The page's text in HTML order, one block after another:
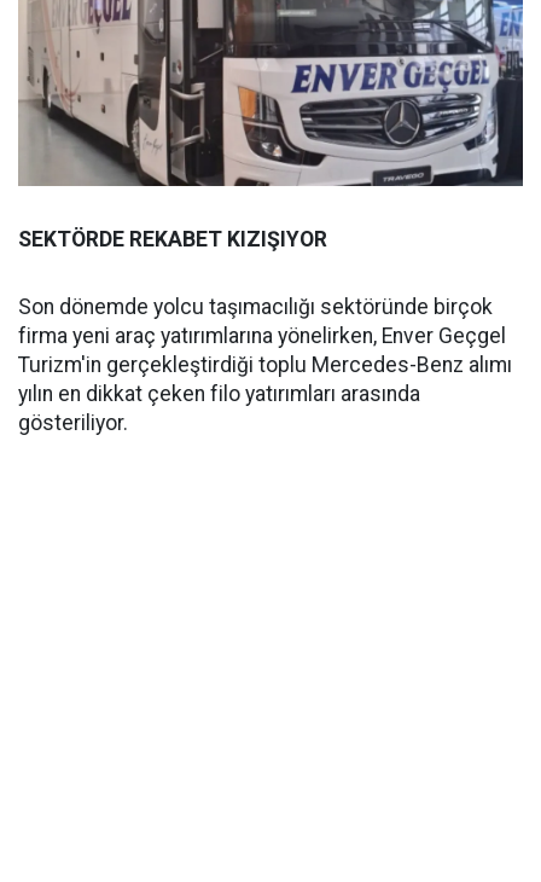
SEKTÖRDE REKABET KIZIŞIYOR
Son dönemde yolcu taşımacılığı sektöründe birçok
firma yeni araç yatırımlarına yönelirken, Enver Geçgel
Turizm'in gerçekleştirdiği toplu Mercedes-Benz alımı
yılın en dikkat çeken filo yatırımları arasında
gösteriliyor.